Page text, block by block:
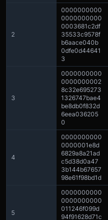
2
0000000000
0000000000
0003681c2df
35533c9578f
b6aace040b
0dfe0d44641
3
3
0000000000
0000000002
8c32e695273
1326747bae4
be8db0f832d
6eea036205
0
4
0000000000
0000001e8d
6829a8a21ad
c5d38d0a47
3b144b67657
98e61f98bd1d
5
0000000000
0000000000
011246f099d
94f91628d71c